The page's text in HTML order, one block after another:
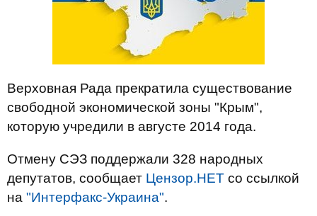
Верховная Рада прекратила существование
свободной экономической зоны "Крым",
которую учредили в августе 2014 года.
Отмену СЭЗ поддержали 328 народных
депутатов, сообщает Цензор.НЕТ со ссылкой
на "Интерфакс-Украина".